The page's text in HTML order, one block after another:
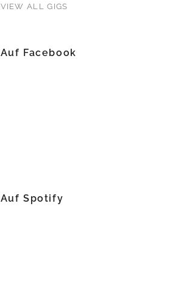
VIEW ALL GIGS
Auf Facebook
Auf Spotify